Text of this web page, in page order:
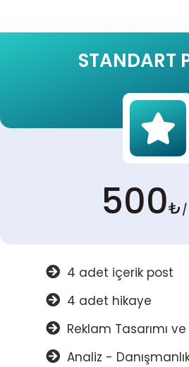
STANDART
500₺/
4 adet içerik post
4 adet hikaye
Reklam Tasarımı
Analiz -